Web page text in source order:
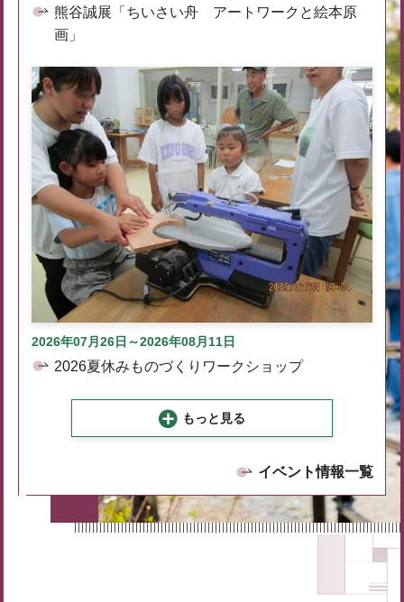
熊谷誠展「ちいさい舟 アートワークと絵本原
画」
2026年07月26日～2026年08月11日
2026夏休みものづくりワークショップ
もっと見る
イベント情報一覧